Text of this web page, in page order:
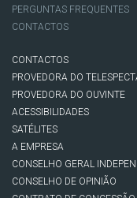
PERGUNTAS FREQUENTES
CONTACTOS
CONTACTOS
PROVEDORA DO
PROVEDORA DO OUVINTE
ACESSIBILIDADES
SATÉLITES
A EMPRESA
CONSELHO GERAL
CONSELHO DE OPINIÃO